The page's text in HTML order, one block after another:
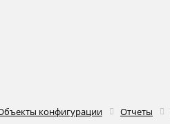
конфигурации Отчеты